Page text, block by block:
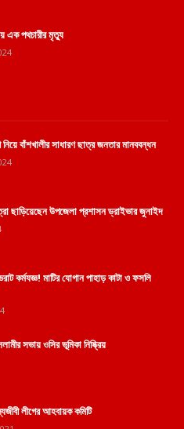
এক পথচারীর মৃত্যু
বাঁশখালীর সাধারণ ছাত্র জনতার মানববন্ধন
ছাড়িয়েছেন উপজেলা প্রশাসন ড্রাইভার জুনাইদ
কর্মযজ্ঞ! মাটির যোগান পাহাড় কাটা ও ফসলি
সভায় ওসির ভূমিকা নিষ্ক্রিয়
লীগের আহবায়ক কমিটি